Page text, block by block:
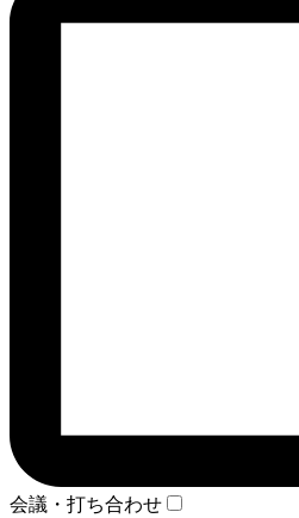
会議・打ち合わせ